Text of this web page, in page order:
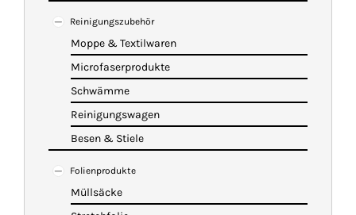
Reinigungszubehör
Moppe & Textilwaren
Microfaserprodukte
Schwämme
Reinigungswagen
Besen & Stiele
Folienprodukte
Müllsäcke